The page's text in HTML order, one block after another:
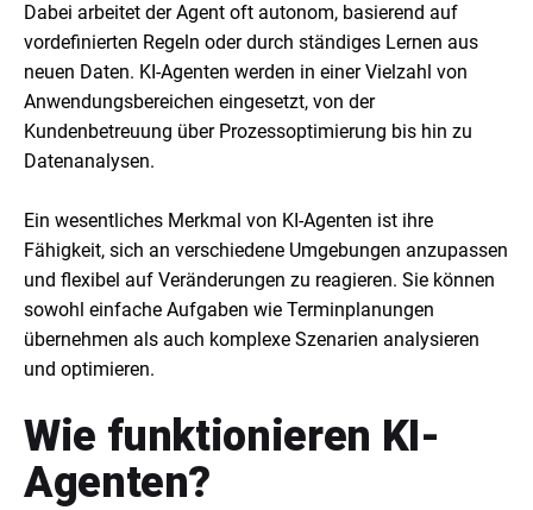
Dabei arbeitet der Agent oft autonom, basierend auf
vordefinierten Regeln oder durch ständiges Lernen aus
neuen Daten. KI-Agenten werden in einer Vielzahl von
Anwendungsbereichen eingesetzt, von der
Kundenbetreuung über Prozessoptimierung bis hin zu
Datenanalysen.
Ein wesentliches Merkmal von KI-Agenten ist ihre
Fähigkeit, sich an verschiedene Umgebungen anzupassen
und flexibel auf Veränderungen zu reagieren. Sie können
sowohl einfache Aufgaben wie Terminplanungen
übernehmen als auch komplexe Szenarien analysieren
und optimieren.
Wie funktionieren KI-
Agenten?